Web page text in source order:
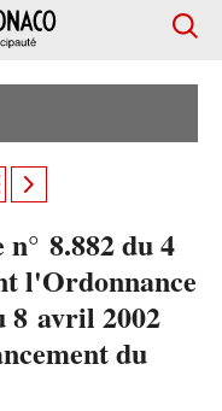
8.882 du 4
l'Ordonnance
8 avril 2002
du